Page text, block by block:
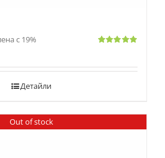
с 19%
Детайли
Out of stock